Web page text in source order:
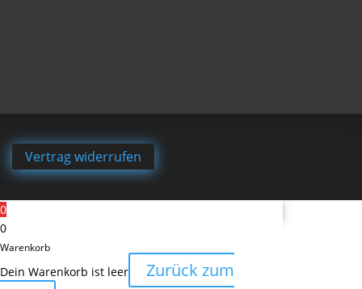
Vertrag widerrufen
0
0
Warenkorb
Dein Warenkorb ist leer
Zurück zum